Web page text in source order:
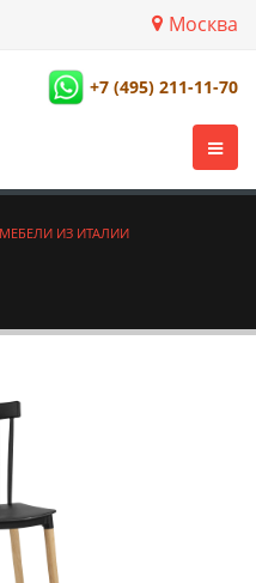
Москва
+7 (495) 211-11-70
ИЗ ИТАЛИИ